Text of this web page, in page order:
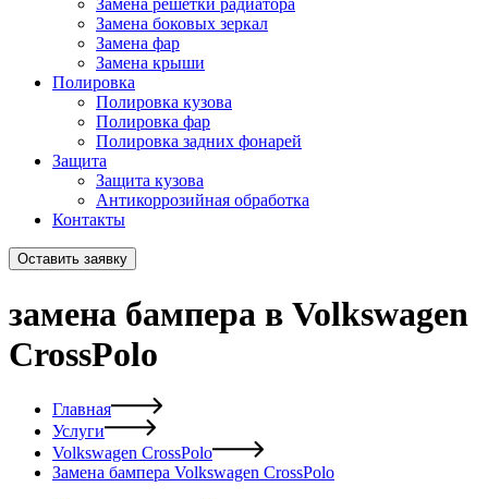
Замена решетки радиатора
Замена боковых зеркал
Замена фар
Замена крыши
Полировка
Полировка кузова
Полировка фар
Полировка задних фонарей
Защита
Защита кузова
Антикоррозийная обработка
Контакты
Оставить заявку
замена бампера в Volkswagen
CrossPolo
Главная
Услуги
Volkswagen CrossPolo
Замена бампера Volkswagen CrossPolo